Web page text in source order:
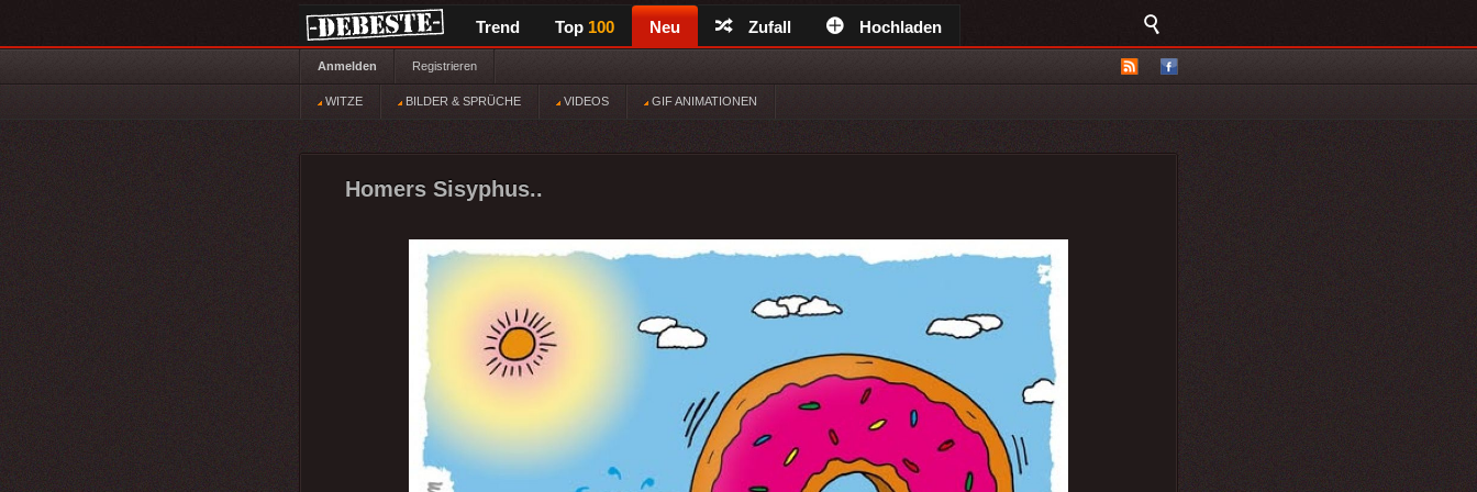
Trend Top 100 Neu Zufall Hochladen
Anmelden Registrieren
WITZE BILDER & SPRÜCHE VIDEOS GIF ANIMATIONEN
Homers Sisyphus..